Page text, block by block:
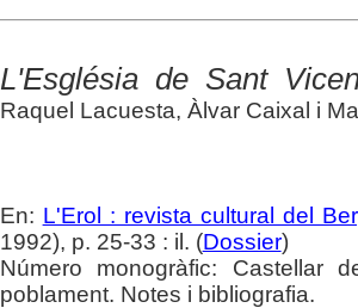
L'Església de Sant
Raquel Lacuesta, Àlvar Caixal i
En: L'Erol : revista cultural del
1992), p. 25-33 : il. (Dossier)
Número monogràfic:
poblament. Notes i bibliografia.